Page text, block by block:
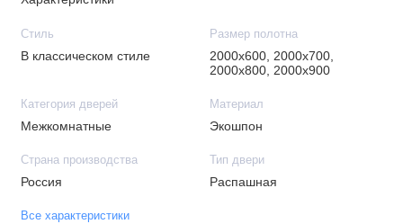
Стиль
В классическом стиле
Размер полотна
2000х600, 2000х700,
2000х800, 2000х900
Категория дверей
Межкомнатные
Материал
Экошпон
Страна производства
Россия
Тип двери
Распашная
Все характеристики